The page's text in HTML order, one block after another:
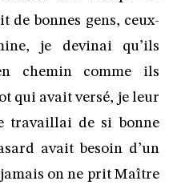
de bonnes gens, ceux-
je devinai qu’ils
chemin comme ils
qui avait versé, je leur
travaillai de si bonne
avait besoin d’un
on ne prit Maître